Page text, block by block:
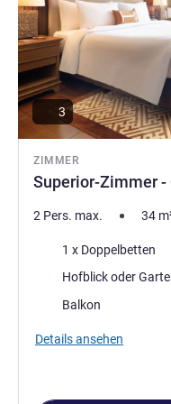
ZIMMER
Superior-Zimmer -
3
2 Pers. max. 34
Bettwäsche
1 x Doppelbetten
Aussicht:
Hofblick
Vorteile der Unterkunft :
Balkon
Details ansehen